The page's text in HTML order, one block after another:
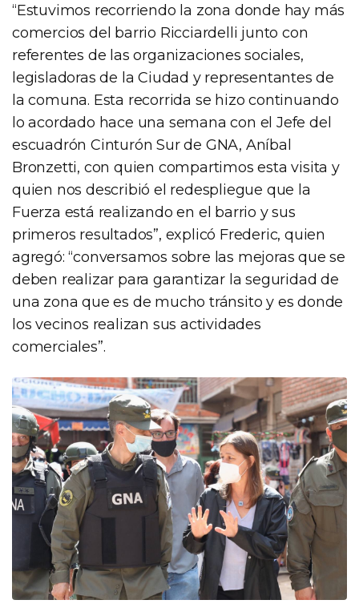
“Estuvimos recorriendo la zona donde hay más
comercios del barrio Ricciardelli junto con
referentes de las organizaciones sociales,
legisladoras de la Ciudad y representantes de
la comuna. Esta recorrida se hizo continuando
lo acordado hace una semana con el Jefe del
escuadrón Cinturón Sur de GNA, Aníbal
Bronzetti, con quien compartimos esta visita y
quien nos describió el redespliegue que la
Fuerza está realizando en el barrio y sus
primeros resultados”, explicó Frederic, quien
agregó: “conversamos sobre las mejoras que se
deben realizar para garantizar la seguridad de
una zona que es de mucho tránsito y es donde
los vecinos realizan sus actividades
comerciales”.